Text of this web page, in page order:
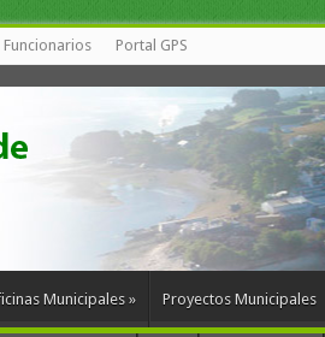
Funcionarios Portal GPS
Municipales » Proyectos Municipales